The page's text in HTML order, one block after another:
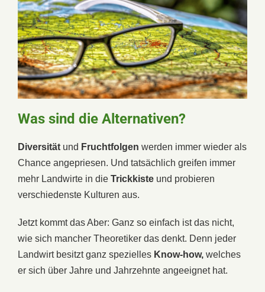
Was sind die Alternativen?
Diversität und Fruchtfolgen werden immer wieder als
Chance angepriesen. Und tatsächlich greifen immer
mehr Landwirte in die Trickkiste und probieren
verschiedenste Kulturen aus.
Jetzt kommt das Aber: Ganz so einfach ist das nicht,
wie sich mancher Theoretiker das denkt. Denn jeder
Landwirt besitzt ganz spezielles Know-how, welches
er sich über Jahre und Jahrzehnte angeeignet hat.